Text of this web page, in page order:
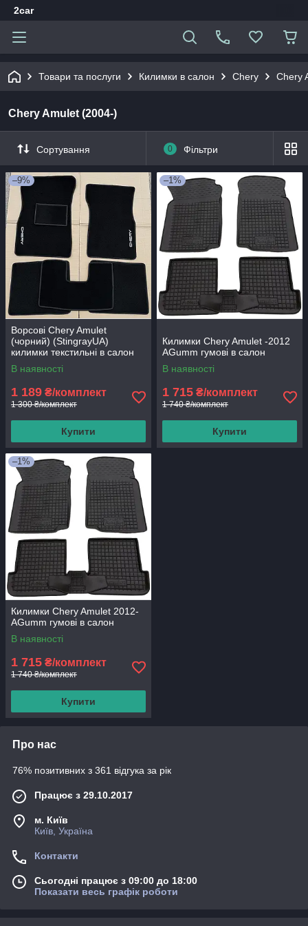
2car
Товари та послуги Килимки в салон Chery Chery
Chery Amulet (2004-)
Сортування 0 Фільтри
–9%
Ворсові Chery Amulet
(чорний) (StingrayUA)
килимки текстильні в салон
авто
В наявності
1 189 ₴/комплект
1 300 ₴/комплект
Купити
–1%
Килимки Chery Amulet -2012
AGumm гумові в салон
В наявності
1 715 ₴/комплект
1 740 ₴/комплект
Купити
–1%
Килимки Chery Amulet 2012-
AGumm гумові в салон
В наявності
1 715 ₴/комплект
1 740 ₴/комплект
Купити
Про нас
76% позитивних з 361 відгука за рік
Працює з 29.10.2017
м. Київ
Київ, Україна
Контакти
Сьогодні працює з 09:00 до 18:00
Показати весь графік роботи